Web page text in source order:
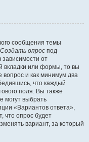
сообщения темы
Создать опрос под
от
вкладки или формы, то вы
вопрос и как минимум два
что каждый
поля. Вы также
могут выбрать
«Вариантов ответа»,
что опрос будет
вариант, за который